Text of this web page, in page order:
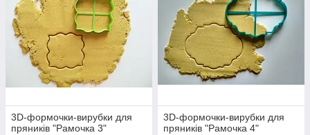
3D-формочки-вирубки для
пряників "Рамочка 3"
3D-формочки-вирубки для
пряників "Рамочка 4"